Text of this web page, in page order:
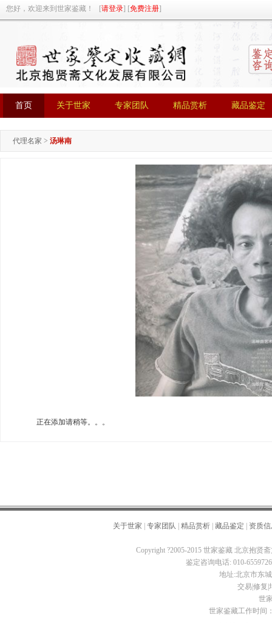
您好，欢迎来到世家鉴藏！ [请登录] [免费注册]
首页
首页
关于世家
关于世家
专家团队
专家团队
精品赏析
精品赏析
藏品鉴定
藏品鉴定
代理名家 > 汤琳南
正在添加请稍等。。。
关于世家 专家团队 精品赏析 藏品鉴定 资质
Copyright ?2005-2015 世家鉴藏 北京抱贤
鉴定咨询电话: 010-
地址:北京市东
交易|修复|
世
世家鉴藏工作时间